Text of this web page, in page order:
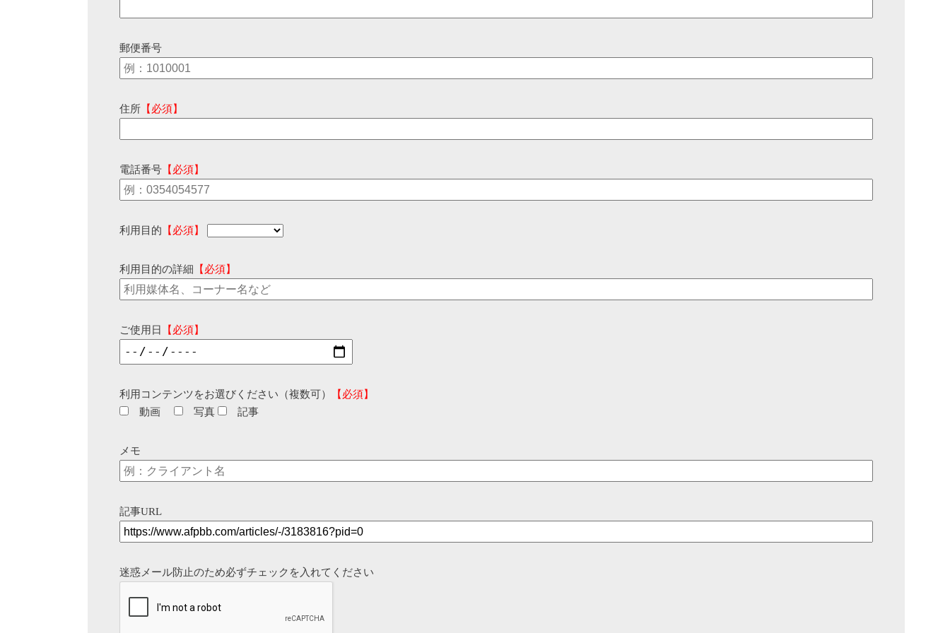
郵便番号
住所 【必須】
電話番号 【必須】
利用目的 【必須】
利用目的の詳細 【必須】
ご使用日 【必須】
利用コンテンツをお選びください（複数可）
【必須】
動画
写真 記事
メモ
記事URL
迷惑メール防止のため必ずチェックを入れてください